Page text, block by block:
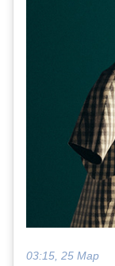
03:15, 25 Мар